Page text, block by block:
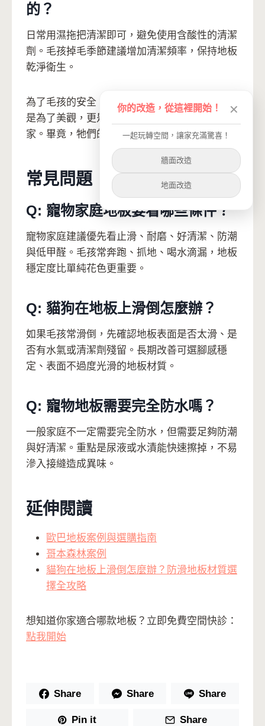
的？
日常用濕拖把清潔即可，避免使用含酸性的清潔
劑。毛孩掉毛季節建議增加清潔頻率，保持地板
乾淨衛生。
為了毛孩的安全，什麼都願意做！選對地板不只
是為了美觀，更是為了給毛孩一個安全舒適的
家。畢竟，牠們的快樂就是我們最大的幸福。
常見問題
Q: 寵物家庭地板要看哪些條件？
寵物家庭建議優先看止滑、耐磨、好清潔、防潮
與低甲醛。毛孩常奔跑、抓地、喝水滴漏，地板
穩定度比單純花色更重要。
Q: 貓狗在地板上滑倒怎麼辦？
如果毛孩常滑倒，先確認地板表面是否太滑、是
否有水氣或清潔劑殘留。長期改善可選腳感穩
定、表面不過度光滑的地板材質。
Q: 寵物地板需要完全防水嗎？
一般家庭不一定需要完全防水，但需要足夠防潮
與好清潔。重點是尿液或水漬能快速擦掉，不易
滲入接縫造成異味。
延伸閱讀
歐巴地板案例與選購指南
哥本森林案例
貓狗在地板上滑倒怎麼辦？防滑地板材質選
擇全攻略
想知道你家適合哪款地板？立即免費空間快診：
點我開始
Share Share Share
Pin it Share
你的改造，從這裡開始！ ✕
一起玩轉空間，讓家充滿驚喜！
牆面改造
地面改造